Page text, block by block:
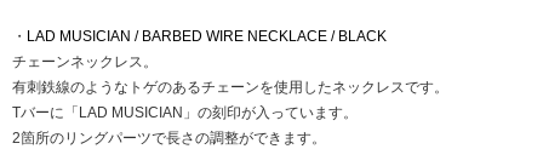
・ LAD MUSICIAN / BARBED WIRE NECKLACE / BLACK
チェーンネックレス。
有刺鉄線のようなトゲのあるチェーンを使用したネックレスです。
Tバーに「LAD MUSICIAN」の刻印が入っています。
2箇所のリングパーツで長さの調整ができます。